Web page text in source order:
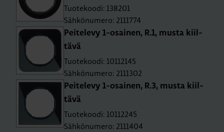
Tuotekoodi: 138201
Sähkönumero: 2111774
Pei­te­le­vy 1-osai­nen, R.1, musta kiil­
tä­vä
Tuotekoodi: 10112145
Sähkönumero: 2111302
Pei­te­le­vy 1-osai­nen, R.3, musta kiil­
tä­vä
Tuotekoodi: 10112245
Sähkönumero: 2111404